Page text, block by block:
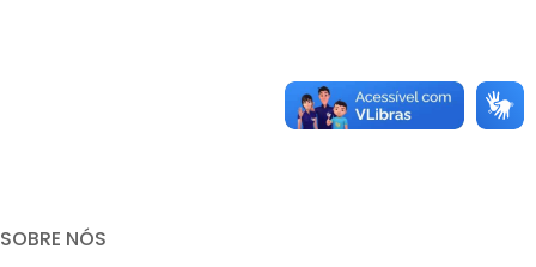
SOBRE NÓS